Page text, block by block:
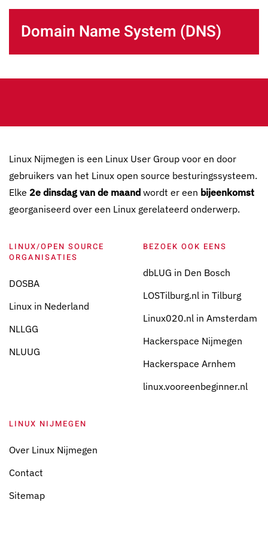
Domain Name System (DNS)
Linux Nijmegen is een Linux User Group voor en door
gebruikers van het Linux open source besturingssysteem.
Elke 2e dinsdag van de maand wordt er een bijeenkomst
georganiseerd over een Linux gerelateerd onderwerp.
LINUX/OPEN SOURCE
ORGANISATIES
DOSBA
Linux in Nederland
NLLGG
NLUUG
BEZOEK OOK EENS
dbLUG in Den Bosch
LOSTilburg.nl in Tilburg
Linux020.nl in Amsterdam
Hackerspace Nijmegen
Hackerspace Arnhem
linux.vooreenbeginner.nl
LINUX NIJMEGEN
Over Linux Nijmegen
Contact
Sitemap